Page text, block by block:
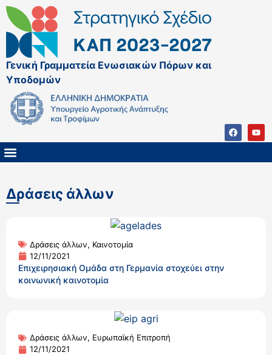
Γενική Γραμματεία Ενωσιακών Πόρων και
Υποδομών
Δράσεις άλλων
Δράσεις άλλων, Καινοτομία
12/11/2021
Επιχειρησιακή Ομάδα στη Γερμανία στοχεύει στην
κοινωνική καινοτομία
Δράσεις άλλων, Ευρωπαϊκή Επιτροπή
12/11/2021